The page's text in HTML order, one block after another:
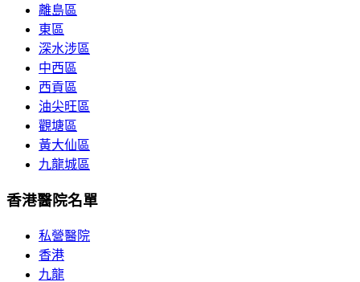
離島區
東區
深水涉區
中西區
西貢區
油尖旺區
觀塘區
黃大仙區
九龍城區
香港醫院名單
私營醫院
香港
九龍